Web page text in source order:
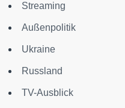
Streaming
Außenpolitik
Ukraine
Russland
TV-Ausblick